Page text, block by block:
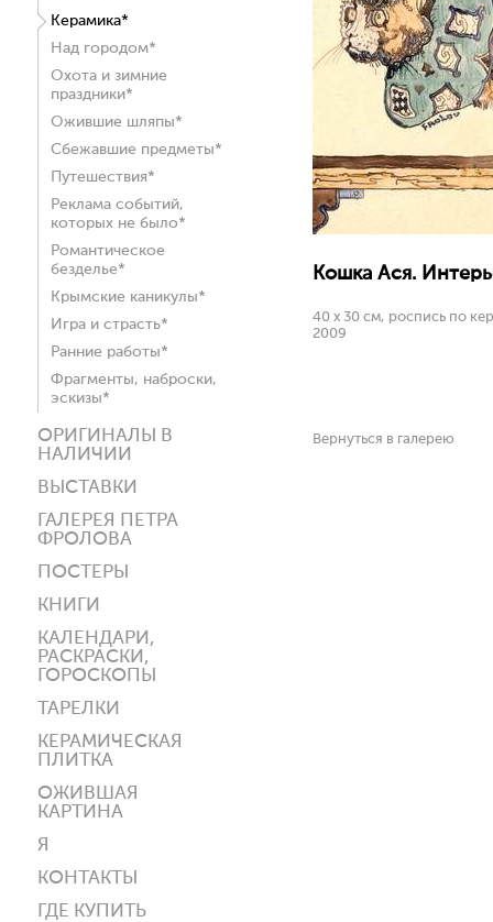
Керамика*
Над городом*
Охота и зимние
праздники*
Ожившие шляпы*
Сбежавшие предметы*
Путешествия*
Реклама событий,
которых не было*
Романтическое
безделье*
Крымские каникулы*
Игра и страсть*
Ранние работы*
Фрагменты, наброски,
эскизы*
ОРИГИНАЛЫ В
НАЛИЧИИ
ВЫСТАВКИ
ГАЛЕРЕЯ ПЕТРА
ФРОЛОВА
ПОСТЕРЫ
КНИГИ
КАЛЕНДАРИ,
РАСКРАСКИ,
ГОРОСКОПЫ
ТАРЕЛКИ
КЕРАМИЧЕСКАЯ
ПЛИТКА
ОЖИВШАЯ
КАРТИНА
Я
КОНТАКТЫ
ГДЕ КУПИТЬ
Кошка Ася.
40 х 30 см, роспись по
2009
Вернуться в галерею